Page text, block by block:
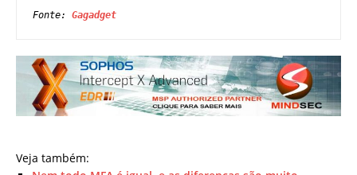
Fonte: Gagadget
Veja também: